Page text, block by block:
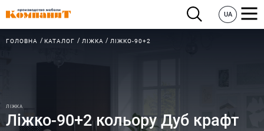
UA
ГОЛОВНА КАТАЛОГ ЛІЖКА ЛІЖКО-90+2
ЛІЖКА
Ліжко-90+2 кольору Дуб крафт